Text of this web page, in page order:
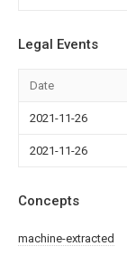
Legal Events
Date
2021-11-26
2021-11-26
Concepts
machine-extracted